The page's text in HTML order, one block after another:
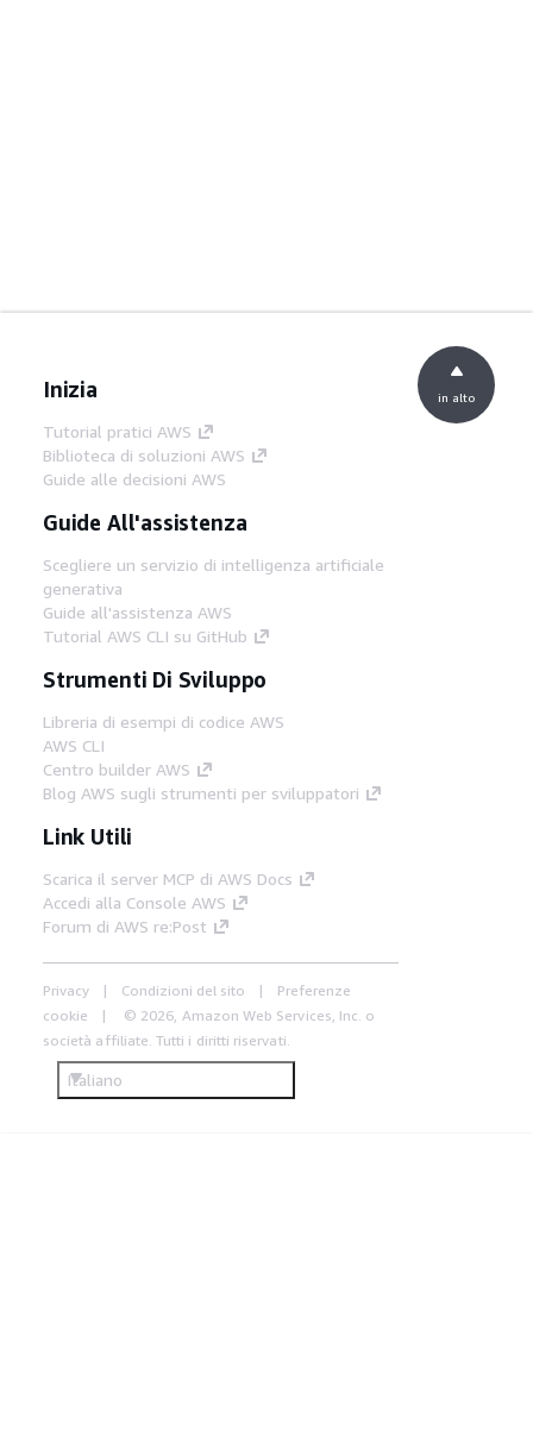
Inizia
Tutorial pratici AWS
Biblioteca di soluzioni AWS
Guide alle decisioni AWS
Guide All'assistenza
Scegliere un servizio di intelligenza artificiale
generativa
Guide all'assistenza AWS
Tutorial AWS CLI su GitHub
Strumenti Di Sviluppo
Libreria di esempi di codice AWS
AWS CLI
Centro builder AWS
Blog AWS sugli strumenti per sviluppatori
Link Utili
Scarica il server MCP di AWS Docs
Accedi alla Console AWS
Forum di AWS re:Post
Privacy Condizioni del sito
Preferenze
cookie
© 2026, Amazon Web Services, Inc. o
società affiliate. Tutti i diritti riservati.
Italiano
in alto